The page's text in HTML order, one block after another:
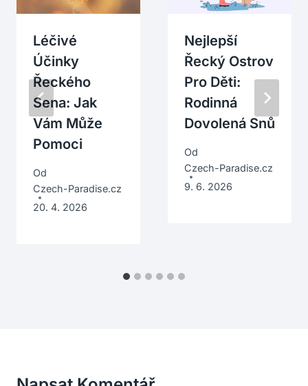
Léčivé
Účinky
Řeckého
Sena: Jak
Vám Může
Pomoci
Od
Czech-Paradise.cz
20. 4. 2026
Nejlepší
Řecký Ostrov
Pro Děti:
Rodinná
Dovolená Snů
Od
Czech-Paradise.cz
9. 6. 2026